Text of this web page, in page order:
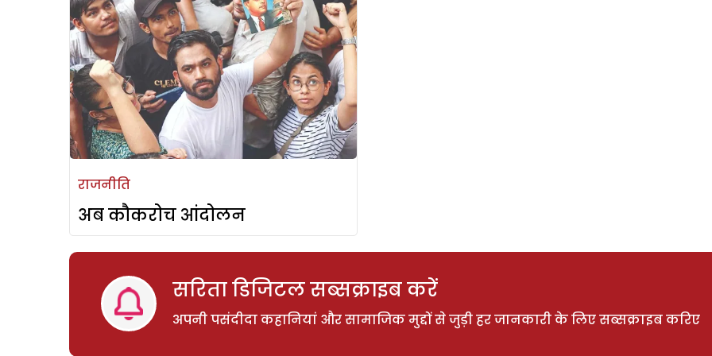
राजनीति
अब कौकरोच आंदोलन
सरिता डिजिटल सब्सक्राइब करें
अपनी पसंदीदा कहानियां और सामाजिक मुद्दों से जुड़ी हर जानकारी के लिए सब्सक्राइब करिए